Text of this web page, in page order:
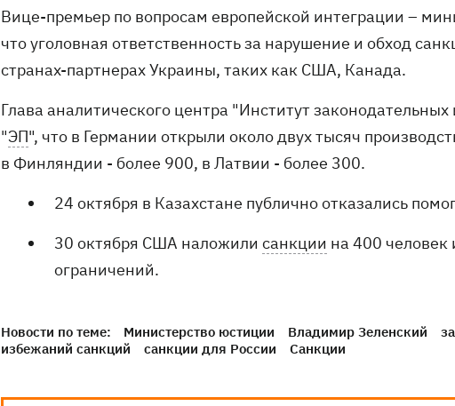
Вице-премьер по вопросам европейской интеграции –
что уголовная ответственность за нарушение и обход
странах-партнерах Украины, таких как США, Канада.
Глава аналитического центра "Институт
"ЭП", что в Германии открыли около двух тысяч
в Финляндии - более 900, в Латвии - более 300.
24 октября в Казахстане публично отказались
30 октября США наложили санкции на 400
ограничений.
Новости по теме: Министерство юстиции Владимир Зеленский
избежаний санкций
санкции для России Санкции